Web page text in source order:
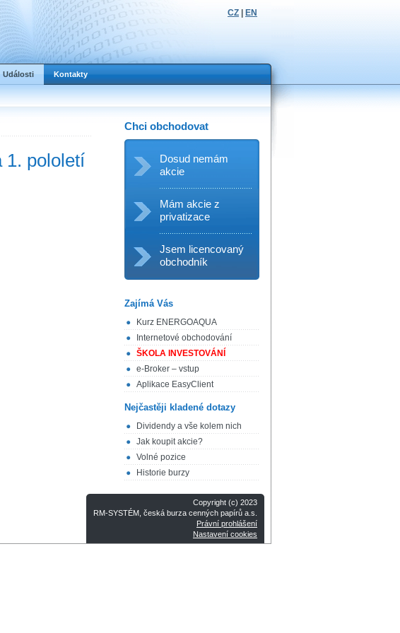
CZ EN
Události Kontakty
1. pololetí
Chci obchodovat
Dosud nemám
akcie
Mám akcie z
privatizace
Jsem licencovaný
obchodník
Zajímá Vás
Kurz ENERGOAQUA
Internetové obchodování
ŠKOLA INVESTOVÁNÍ
e-Broker – vstup
Aplikace EasyClient
Nejčastěji kladené dotazy
Dividendy a vše kolem nich
Jak koupit akcie?
Volné pozice
Historie burzy
Copyright (c) 2023
RM-SYSTÉM, česká burza cenných papírů a.s.
Právní prohlášení
Nastavení cookies